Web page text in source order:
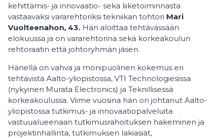
kehittämis- ja innovaatio- sekä liiketoiminnasta
vastaavaksi vararehtoriksi tekniikan tohtori Mari
Vuolteenahon, 43. Hän aloittaa tehtävässään
elokuussa ja on vararehtorina sekä korkeakoulun
rehtoraatin että johtoryhmän jäsen.
Hänellä on vahva ja monipuolinen kokemus eri
tehtävistä Aalto-yliopistossa, VTI Technologiesissa
(nykyinen Murata Electronics) ja Teknillisessä
korkeakoulussa. Viime vuosina hän on johtanut Aalto-
yliopistossa tutkimus- ja innovaatiopalveluita
vastuualueenaan tutkimusrahoituksen hakeminen ja
projektinhallinta, tutkimuksen lakiasiat,